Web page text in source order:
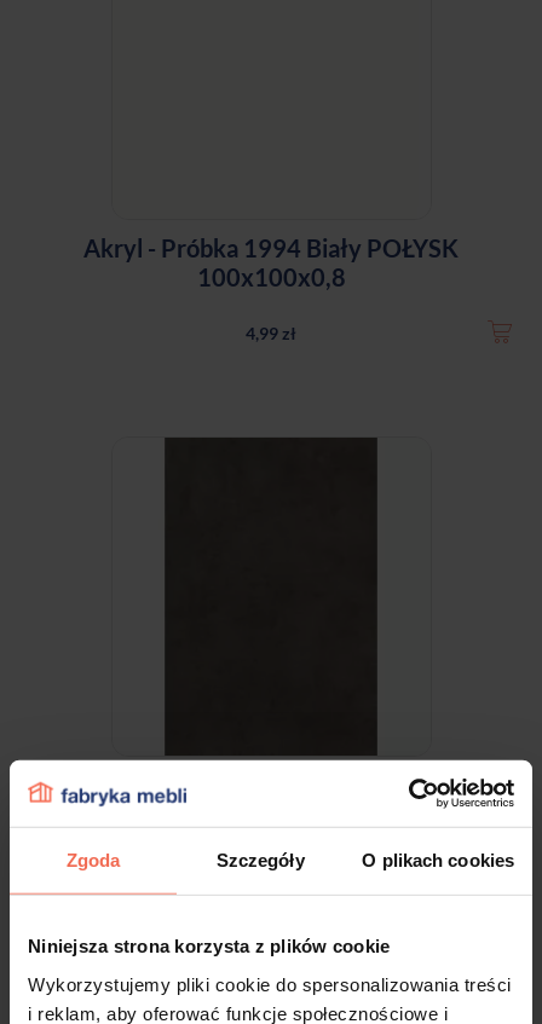
Zgoda Szczegóły O plikach cookies
Niniejsza strona korzysta z plików cookie
Wykorzystujemy pliki cookie do spersonalizowania treści
i reklam, aby oferować funkcje społecznościowe i
Akryl - Próbka 1994 Biały POŁYSK
100x100x0,8
4,99 zł
Egger - Próbka Beton Chicago Ciemny
9,99 zł